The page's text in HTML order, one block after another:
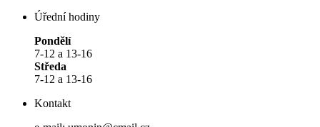
Úřední hodiny
Pondělí
7-12 a 13-16
Středa
7-12 a 13-16
Kontakt